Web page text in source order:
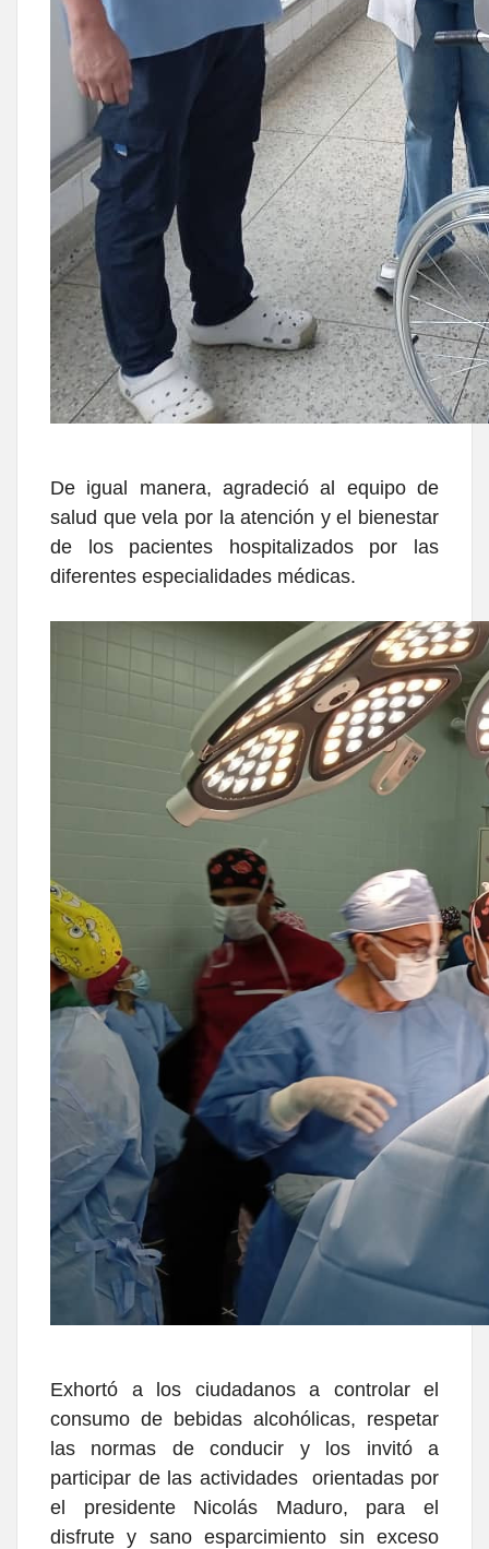
De igual manera, agradeció al equipo de
salud que vela por la atención y el bienestar
de los pacientes hospitalizados por las
diferentes especialidades médicas.
Exhortó a los ciudadanos a controlar el
consumo de bebidas alcohólicas, respetar
las normas de conducir y los invitó a
participar de las actividades orientadas por
el presidente Nicolás Maduro, para el
disfrute y sano esparcimiento sin exceso